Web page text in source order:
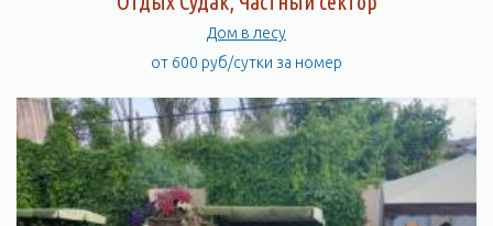
Дом в лесу
от 600 руб/сутки за номер